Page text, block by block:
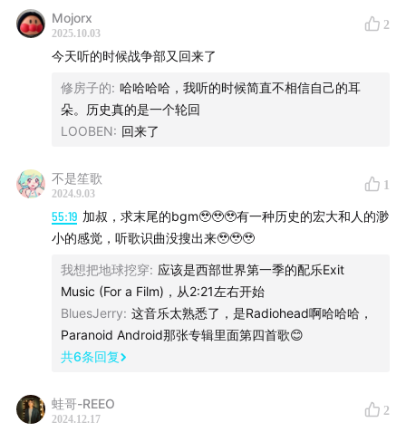
Mojorx
2025.10.03
2
今天听的时候战争部又回来了
修房子的: 哈哈哈哈，我听的时候简直不相信自己的耳
朵。历史真的是一个轮回
LOOBEN: 回来了
不是笙歌
2024.9.03
1
55:19 加叔，求末尾的bgm🥹🥹🥹有一种历史的宏大和人的渺
小的感觉，听歌识曲没搜出来🥹🥹🥹
我想把地球挖穿: 应该是西部世界第一季的配乐Exit
Music (For a Film)，从2:21左右开始
BluesJerry: 这音乐太熟悉了，是Radiohead啊哈哈哈，
Paranoid Android那张专辑里面第四首歌😊
共6条回复
蛙哥-REEO
2024.12.17
2